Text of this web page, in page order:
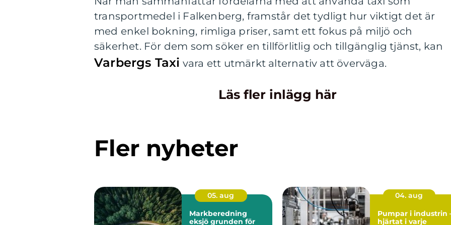
transportmedel i Falkenberg, framstår det tydligt hur viktigt det är
med enkel bokning, rimliga priser, samt ett fokus på miljö och
säkerhet. För dem som söker en tillförlitlig och tillgänglig tjänst, kan
Varbergs Taxi vara ett utmärkt alternativ att överväga.
Läs fler inlägg här
Fler nyheter
05. aug
Markberedning
eksjö grunden för
04. aug
Pumpar i industrin
hjärtat i varje